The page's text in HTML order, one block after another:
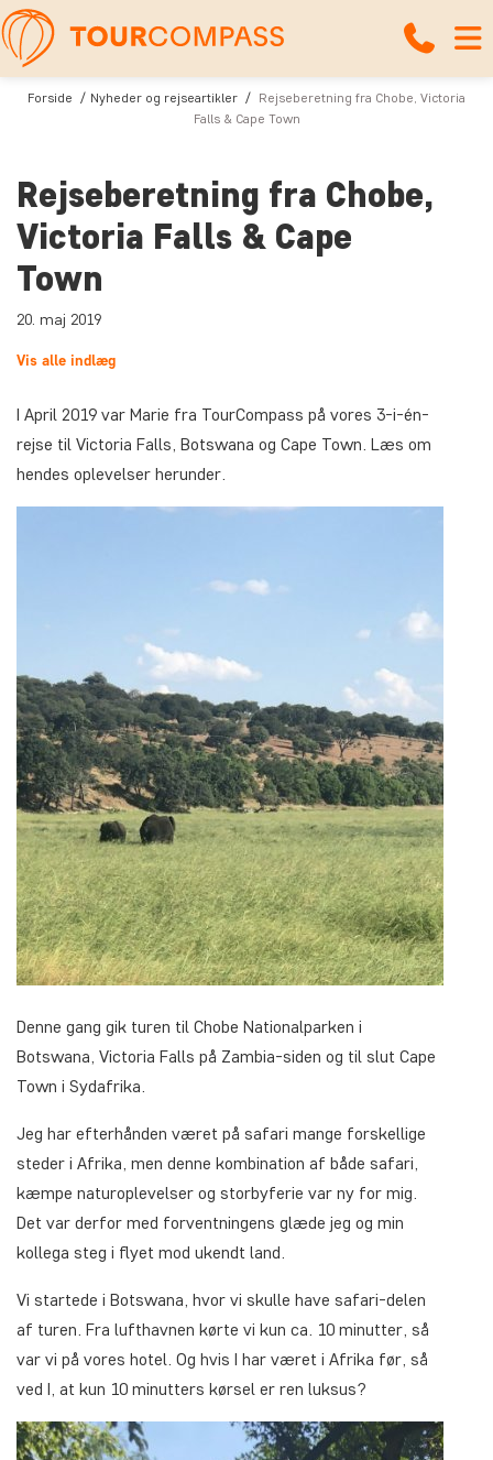
Forside Nyheder og rejseartikler
Rejseberetning fra Chobe, Victoria
Falls & Cape Town
Rejseberetning fra Chobe,
Victoria Falls & Cape
Town
20. maj 2019
Vis alle indlæg
I April 2019 var Marie fra TourCompass på vores 3-i-én-
rejse til Victoria Falls, Botswana og Cape Town. Læs om
hendes oplevelser herunder.
Denne gang gik turen til Chobe Nationalparken i
Botswana, Victoria Falls på Zambia-siden og til slut Cape
Town i Sydafrika.
Jeg har efterhånden været på safari mange forskellige
steder i Afrika, men denne kombination af både safari,
kæmpe naturoplevelser og storbyferie var ny for mig.
Det var derfor med forventningens glæde jeg og min
kollega steg i flyet mod ukendt land.
Vi startede i Botswana, hvor vi skulle have safari-delen
af turen. Fra lufthavnen kørte vi kun ca. 10 minutter, så
var vi på vores hotel. Og hvis I har været i Afrika før, så
ved I, at kun 10 minutters kørsel er ren luksus?